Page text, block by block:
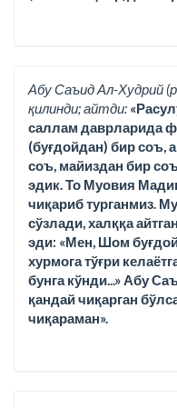
Абу Саъид Ал-Худрий
қилинди; айтди:
саллам даврларида
(буғдойдан) бир соъ,
соъ, майиздан бир
эдик. То Муовия
чиқариб турганмиз.
сўзлади, халққа
эди: «Мен, Шом
хурмога тўғри
бунга кўнди...» Абу
қандай чиқарган
чиқараман».